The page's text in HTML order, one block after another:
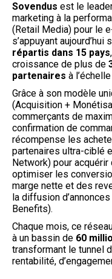
Sovendus est le
marketing à la
(Retail Media) pour le
s’appuyant aujourd’hui
répartis dans 15 pays
croissance de plus de
partenaires à
Grâce à son modèle
(Acquisition +
commerçants de
confirmation de
récompense les
partenaires ultra-ciblé
Network) pour
optimiser les
marge nette et des
la diffusion
Benefits).
Chaque mois, ce
à un bassin de 60
transformant le tunnel
rentabilité,